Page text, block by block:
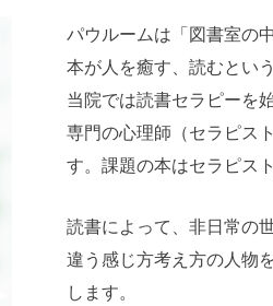
パウルームは「図書室の
本が人を癒す、読むとい
当院では読書セラピーを
専門の心理師（セラピス
す。課題の本はセラピス
読書によって、非日常の
違う感じ方考え方の人物
します。